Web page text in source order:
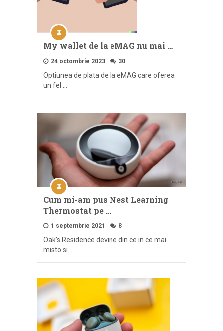
My wallet de la eMAG nu mai …
24 octombrie 2023 30
Optiunea de plata de la eMAG care oferea
un fel …
Cum mi-am pus Nest Learning
Thermostat pe …
1 septembrie 2021 8
Oak’s Residence devine din ce in ce mai
misto si …